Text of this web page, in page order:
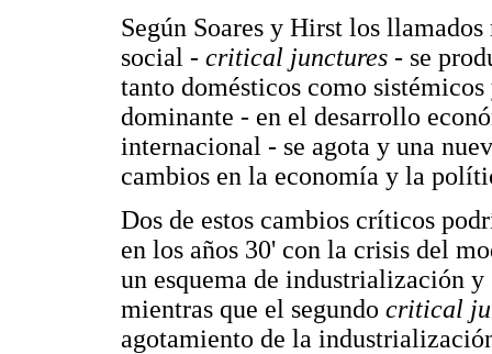
Según Soares y Hirst los
social - critical junctures - se
tanto domésticos como
dominante - en el desarrollo
internacional - se agota y una
cambios en la economía y la
Dos de estos cambios críticos
en los años 30' con la crisis del
un esquema de industrialización
mientras que el segundo critical
agotamiento de la